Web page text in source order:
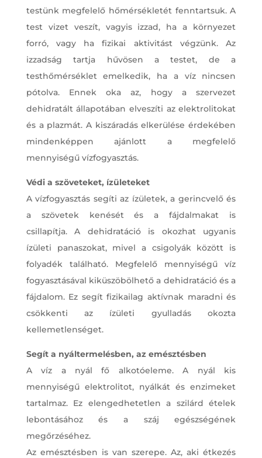
testünk megfelelő hőmérsékletét fenntartsuk. A
test vizet veszít, vagyis izzad, ha a környezet
forró, vagy ha fizikai aktivitást végzünk. Az
izzadság tartja hűvösen a testet, de a
testhőmérséklet emelkedik, ha a víz nincsen
pótolva. Ennek oka az, hogy a szervezet
dehidratált állapotában elveszíti az elektrolitokat
és a plazmát. A kiszáradás elkerülése érdekében
mindenképpen ajánlott a megfelelő
mennyiségű vízfogyasztás.
Védi a szöveteket, ízületeket
A vízfogyasztás segíti az ízületek, a gerincvelő és
a szövetek kenését és a fájdalmakat is
csillapítja. A dehidratáció is okozhat ugyanis
ízületi panaszokat, mivel a csigolyák között is
folyadék található. Megfelelő mennyiségű víz
fogyasztásával kiküszöbölhető a dehidratáció és a
fájdalom. Ez segít fizikailag aktívnak maradni és
csökkenti az ízületi gyulladás okozta
kellemetlenséget.
Segít a nyáltermelésben, az emésztésben
A víz a nyál fő alkotóeleme. A nyál kis
mennyiségű elektrolitot, nyálkát és enzimeket
tartalmaz. Ez elengedhetetlen a szilárd ételek
lebontásához és a száj egészségének
megőrzéséhez.
Az emésztésben is van szerepe. Az, aki étkezés